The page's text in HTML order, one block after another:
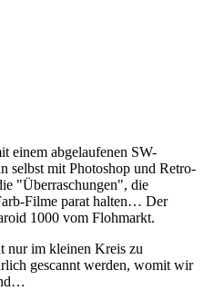
einem abgelaufenen SW-
mit Photoshop und Retro-
"Überraschungen", die
Filme parat halten… Der
1000 vom Flohmarkt.
nur im kleinen Kreis zu
gescannt werden, womit wir